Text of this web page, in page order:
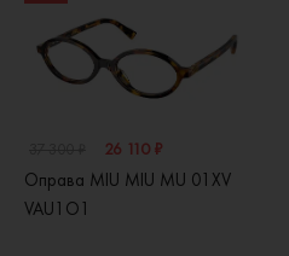
26 110 ₽
Оправа MIU MIU MU 01XV
VAU1O1